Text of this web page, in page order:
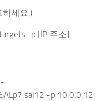
하세요.)
-p [IP 주소]
-p 10.0.0.12